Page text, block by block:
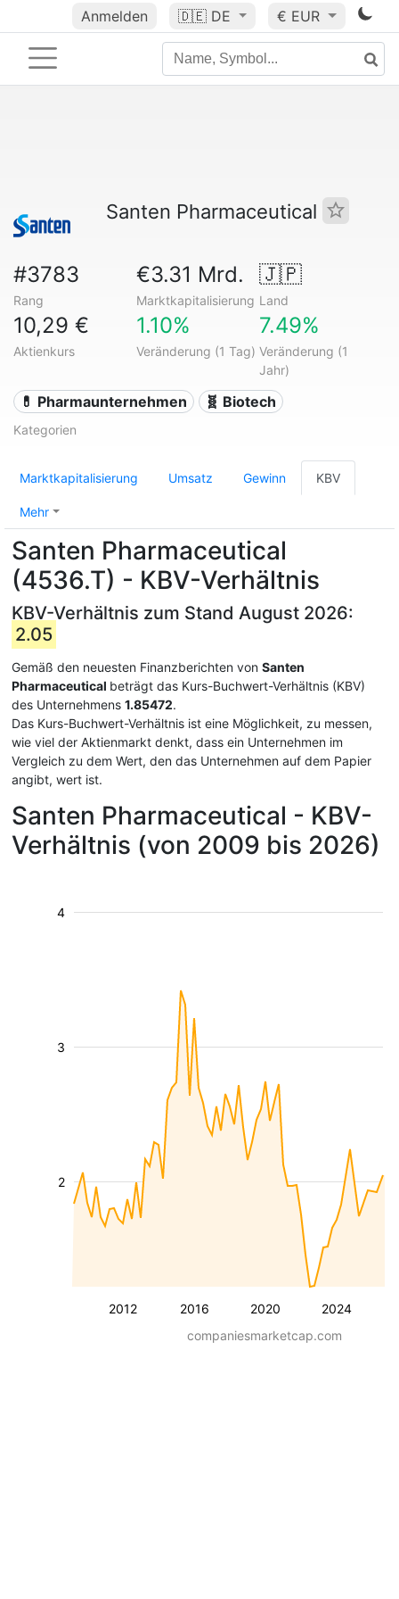
Anmelden 🇩🇪 DE € EUR
Santen Pharmaceutical
#3783
Rang
€3.31 Mrd.
Marktkapitalisierung
🇯🇵
Land
10,29 €
Aktienkurs
1.10%
Veränderung (1 Tag)
7.49%
Veränderung (1
Jahr)
💊 Pharmaunternehmen 🧬 Biotech
Kategorien
Marktkapitalisierung Umsatz Gewinn KBV
Mehr
Santen Pharmaceutical
(4536.T) - KBV-Verhältnis
KBV-Verhältnis zum Stand August 2026:
2.05
Gemäß den neuesten Finanzberichten von Santen
Pharmaceutical beträgt das Kurs-Buchwert-Verhältnis (KBV)
des Unternehmens 1.85472.
Das Kurs-Buchwert-Verhältnis ist eine Möglichkeit, zu messen,
wie viel der Aktienmarkt denkt, dass ein Unternehmen im
Vergleich zu dem Wert, den das Unternehmen auf dem Papier
angibt, wert ist.
Santen Pharmaceutical - KBV-
Verhältnis (von 2009 bis 2026)
2012 2016 2020 2024
2
3
4
companiesmarketcap.com